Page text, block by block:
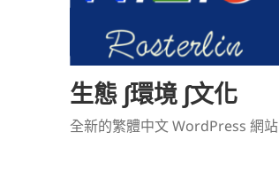
生態 ∫環境 ∫文化
全新的繁體中文 WordPress 網站